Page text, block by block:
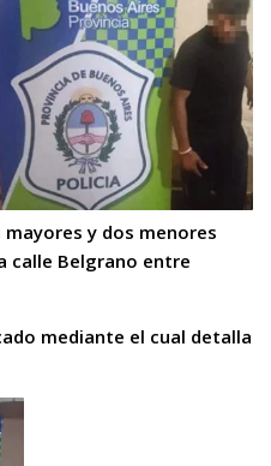
y dos menores
calle Belgrano entre
mediante el cual detalla